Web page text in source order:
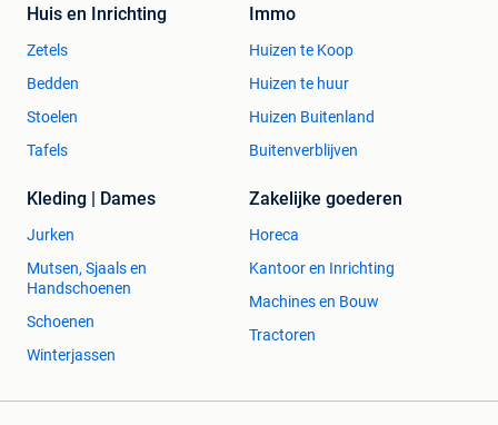
Huis en Inrichting
Zetels
Bedden
Stoelen
Tafels
Immo
Huizen te Koop
Huizen te huur
Huizen Buitenland
Buitenverblijven
Kleding | Dames
Jurken
Mutsen, Sjaals en
Handschoenen
Schoenen
Winterjassen
Zakelijke goederen
Horeca
Kantoor en Inrichting
Machines en Bouw
Tractoren